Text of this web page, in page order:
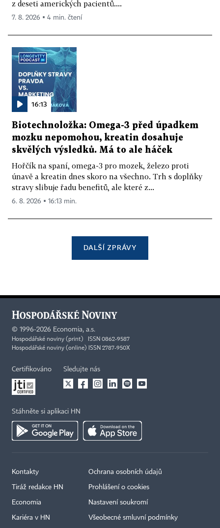
z deseti amerických pacientů....
7. 8. 2026 ▪ 4 min. čtení
16:13
Biotechnoložka: Omega-3 před úpadkem
mozku nepomohou, kreatin dosahuje
skvělých výsledků. Má to ale háček
Hořčík na spaní, omega-3 pro mozek, železo proti
únavě a kreatin dnes skoro na všechno. Trh s doplňky
stravy slibuje řadu benefitů, ale které z...
6. 8. 2026 ▪ 16:13 min.
DALŠÍ ZPRÁVY
© 1996-2026 Economia, a.s.
Hospodářské noviny (print) ISSN 0862-9587
Hospodářské noviny (online) ISSN 2787-950X
Certifikováno Sledujte nás
Stáhněte si aplikaci HN
Kontakty
Tiráž redakce HN
Economia
Kariéra v HN
Ochrana osobních údajů
Prohlášení o cookies
Nastavení soukromí
Všeobecné smluvní podmínky